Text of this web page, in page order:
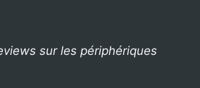
sur les périphériques